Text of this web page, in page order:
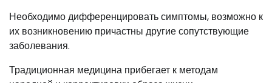
Необходимо дифференцировать симптомы, возможно к
их возникновению причастны другие сопутствующие
заболевания.
Традиционная медицина прибегает к методам